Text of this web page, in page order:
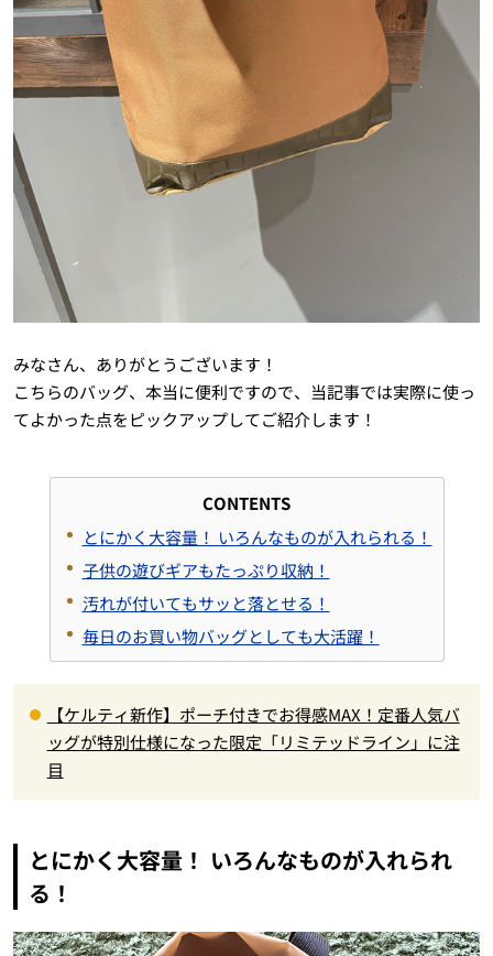
みなさん、ありがとうございます！
こちらのバッグ、本当に便利ですので、当記事では実際に使っ
てよかった点をピックアップしてご紹介します！
CONTENTS
とにかく大容量！ いろんなものが入れられる！
子供の遊びギアもたっぷり収納！
汚れが付いてもサッと落とせる！
毎日のお買い物バッグとしても大活躍！
【ケルティ新作】ポーチ付きでお得感MAX！定番人気バ
ッグが特別仕様になった限定「リミテッドライン」に注
目
とにかく大容量！ いろんなものが入れられ
る！